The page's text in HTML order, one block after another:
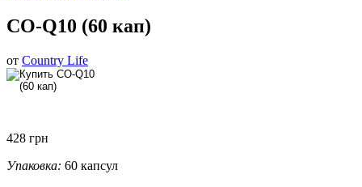
CO-Q10 (60 кап)
от Country Life
428 грн
Упаковка: 60 капсул